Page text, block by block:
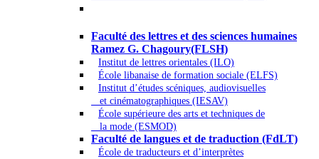
Faculté des lettres et des sciences humaines
Ramez G. Chagoury(FLSH)
Institut de lettres orientales (ILO)
École libanaise de formation sociale (ELFS)
Institut d’études scéniques, audiovisuelles
et cinématographiques (IESAV)
École supérieure des arts et techniques de
la mode (ESMOD)
Faculté de langues et de traduction (FdLT)
École de traducteurs et d’interprètes